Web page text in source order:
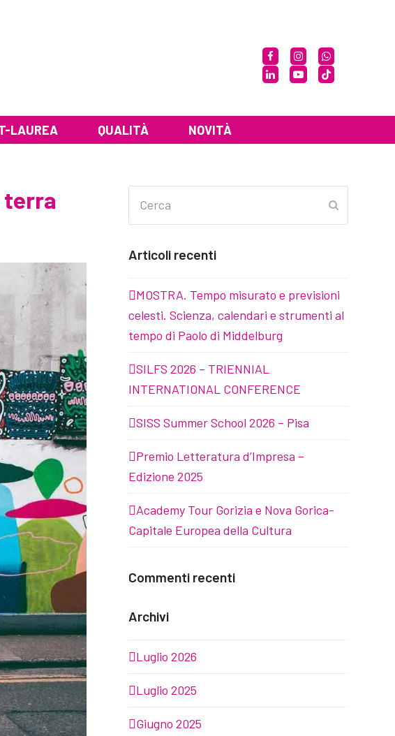
FacebookInstagramWhatsapp
LinkedInYouTubeTiktok
LAUREA QUALITÀ NOVITÀ
terra
Articoli recenti
MOSTRA. Tempo misurato e previsioni
celesti. Scienza, calendari e strumenti al
tempo di Paolo di Middelburg
SILFS 2026 – TRIENNIAL
INTERNATIONAL CONFERENCE
SISS Summer School 2026 – Pisa
Premio Letteratura d’Impresa –
Edizione 2025
Academy Tour Gorizia e Nova Gorica-
Capitale Europea della Cultura
Commenti recenti
Archivi
Luglio 2026
Luglio 2025
Giugno 2025